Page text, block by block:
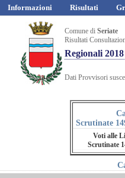
Informazioni Risultati
Comune di Seriate
Risultati
Regionali 2018
Dati Provvisori
Scrutinate
Voti alle
Scrutinate